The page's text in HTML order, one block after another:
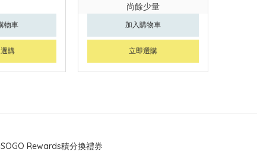
物車
購
尚餘少量
加入購物車
立即選購
Rewards積分換禮券